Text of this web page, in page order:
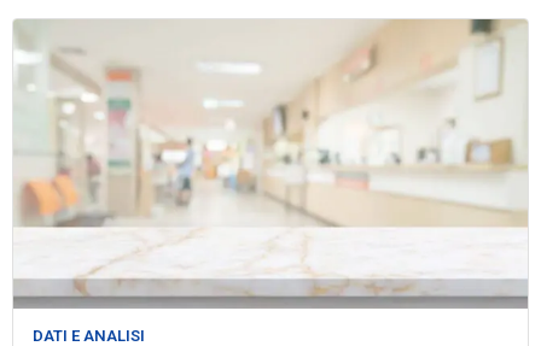
DATI E ANALISI